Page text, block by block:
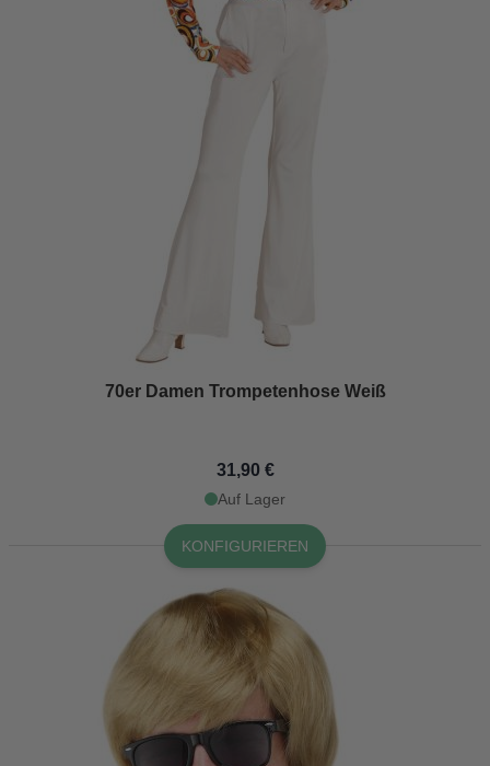
70er Damen Trompetenhose Weiß
31,90 €
Auf Lager
KONFIGURIEREN